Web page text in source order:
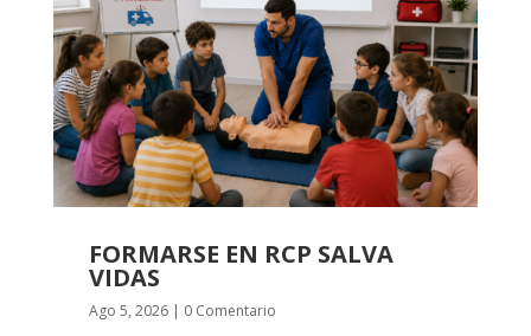
FORMARSE EN RCP SALVA
VIDAS
Ago 5, 2026| 0 Comentario